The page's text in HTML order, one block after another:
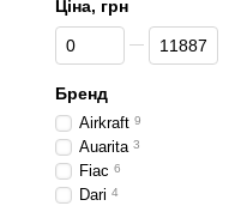
Ціна, грн
Від Ціна, грн
До Ціна, грн
Бренд
Airkraft 9
Auarita 3
Fiac 6
Dari 4